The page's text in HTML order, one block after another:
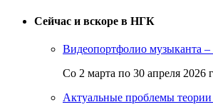
Сейчас и вскоре в НГК
Видеопортфолио музыканта
Со 2 марта по 30 апреля 2026
Актуальные проблемы